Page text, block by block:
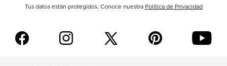
Tus datos están protegidos. Conoce nuestra Política de Privacidad
f i p y